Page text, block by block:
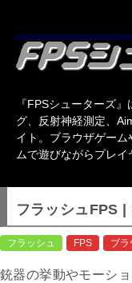
『FPSシューターズ
グ、反射神経測定、
イト。ブラウザゲー
ムで遊びながらプレイ
フラッシュFPS
フラッシュ FPS ブラ
銃器の挙動やモーシ